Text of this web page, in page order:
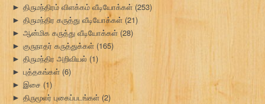
► திருமந்திரம் விளக்கம் வீடியோக்கள் (253)
► திருமந்திர கருத்து வீடியோக்கள் (21)
► ஆன்மிக கருத்து வீடியோக்கள் (28)
► குருநாதர் கருத்துக்கள் (165)
► திருமந்திர அறிவியல் (1)
► புத்தகங்கள் (6)
► இசை (1)
► திருமூலர் புகைப்படங்கள் (2)